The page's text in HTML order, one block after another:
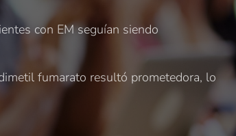
con EM seguían siendo
fumarato resultó prometedora, lo